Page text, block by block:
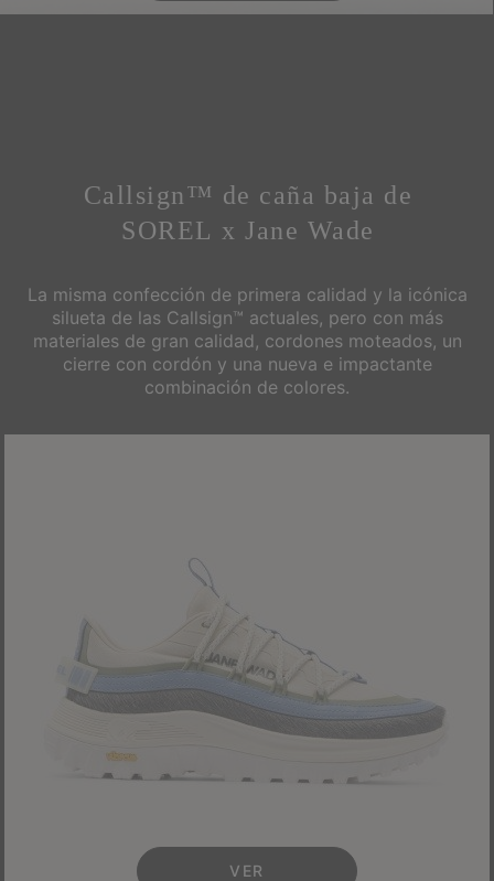
Callsign™ de caña baja de
SOREL x Jane Wade
La misma confección de primera calidad y la icónica
silueta de las Callsign™ actuales, pero con más
materiales de gran calidad, cordones moteados, un
cierre con cordón y una nueva e impactante
combinación de colores.
VER